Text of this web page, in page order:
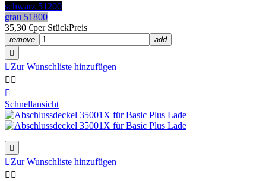
schwarz 51200
grau 51800
35,30 €per StückPreis
remove
add

Zur Wunschliste hinzufügen
 

Schnellansicht

Zur Wunschliste hinzufügen
 